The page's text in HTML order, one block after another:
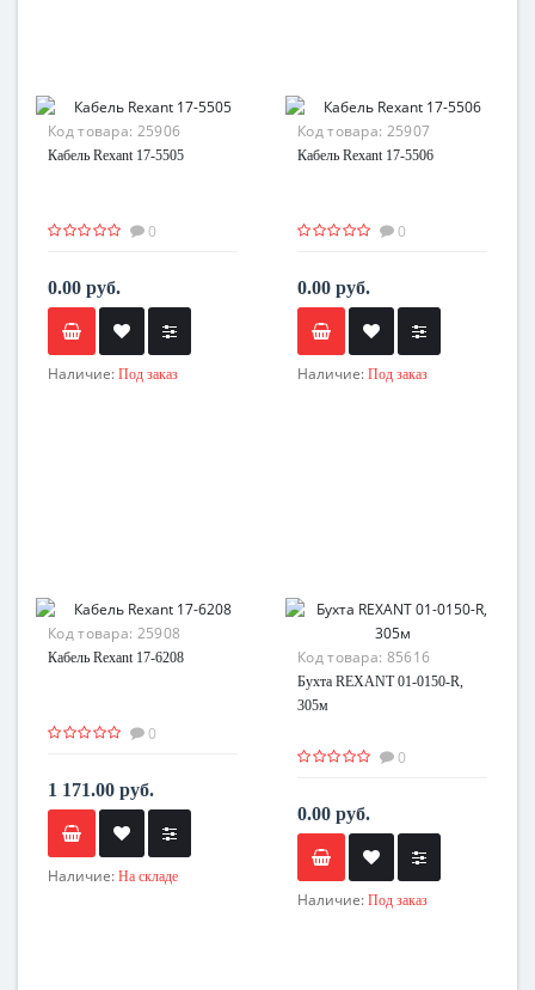
Код товара: 25906
Кабель Rexant 17-5505
0
0.00 руб.
Наличие: Под заказ
Код товара: 25907
Кабель Rexant 17-5506
0
0.00 руб.
Наличие: Под заказ
Код товара: 25908
Кабель Rexant 17-6208
0
1 171.00 руб.
Наличие: На складе
Код товара: 85616
Бухта REXANT 01-0150-R,
305м
0
0.00 руб.
Наличие: Под заказ